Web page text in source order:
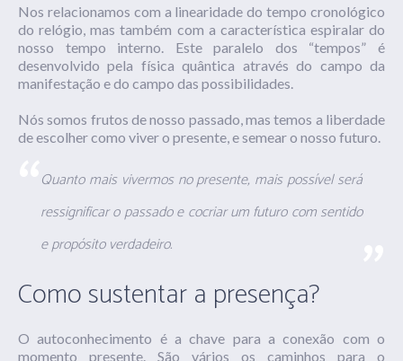
Nos relacionamos com a linearidade do tempo cronológico
do relógio, mas também com a característica espiralar do
nosso tempo interno. Este paralelo dos “tempos” é
desenvolvido pela física quântica através do campo da
manifestação e do campo das possibilidades.
Nós somos frutos de nosso passado, mas temos a liberdade
de escolher como viver o presente, e semear o nosso futuro.
Quanto mais vivermos no presente, mais possível será
ressignificar o passado e cocriar um futuro com sentido
e propósito verdadeiro.
Como sustentar a presença?
O autoconhecimento é a chave para a conexão com o
momento presente. São vários os caminhos para o